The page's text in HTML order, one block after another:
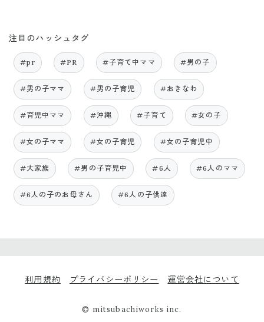
注目のハッシュタグ
#pr #PR #子育て中ママ #男の子
#男の子ママ #男の子育児 #おきなわ
#育児中ママ #沖縄 #子育て #女の子
#女の子ママ #女の子育児 #女の子育児中
#大家族 #男の子育児中 #6人 #6人のママ
#6人の子のお母さん #6人の子供達
利用規約 プライバシーポリシー 運営会社について
© mitsubachiworks inc.